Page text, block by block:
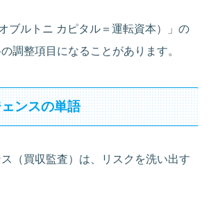
ブルトニ カピタル＝運転資本）」の
調整項目になることがあります。
ンスの単語
（買収監査）は、リスクを洗い出す